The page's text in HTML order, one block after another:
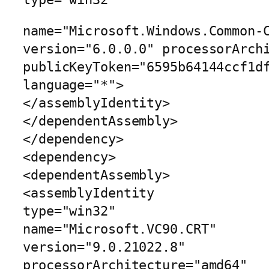
version="6.0.0.0"
language="*">
</assemblyIdentity>
</dependentAssembly>
</dependency>
<dependency>
<dependentAssembly>
<assemblyIdentity
type="win32"
name="Microsoft.VC90.CRT"
version="9.0.21022.8"
processorArchitecture="amd64"